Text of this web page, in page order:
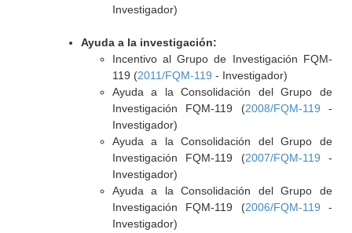
Investigador)
Ayuda a la investigación:
Incentivo al Grupo de Investigación FQM-
119 (2011/FQM-119 - Investigador)
Ayuda a la Consolidación del Grupo de
Investigación FQM-119 (2008/FQM-119 -
Investigador)
Ayuda a la Consolidación del Grupo de
Investigación FQM-119 (2007/FQM-119 -
Investigador)
Ayuda a la Consolidación del Grupo de
Investigación FQM-119 (2006/FQM-119 -
Investigador)